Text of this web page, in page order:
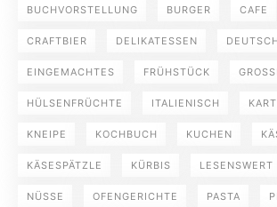
BUCHVORSTELLUNG BURGER CAFE
CRAFTBIER DELIKATESSEN
EINGEMACHTES FRÜHSTÜCK
HÜLSENFRÜCHTE ITALIENISCH
KNEIPE KOCHBUCH KUCHEN
KÄSESPÄTZLE KÜRBIS LESENSWERT
NÜSSE OFENGERICHTE PASTA